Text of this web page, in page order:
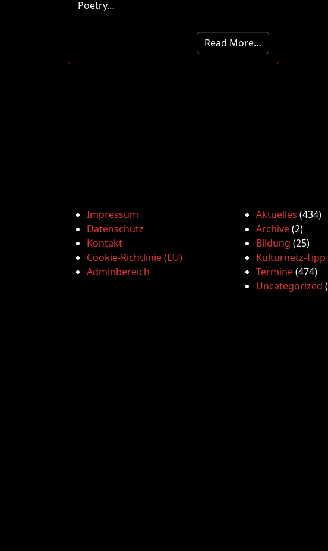
Poetry…
Read More…
Impressum
Datenschutz
Kontakt
Cookie-Richtlinie (EU)
Adminbereich
Aktuelles (434)
Archive(2)
Bildung (25)
Kulturnetz-Tipp
Termine(474)
Uncategorized